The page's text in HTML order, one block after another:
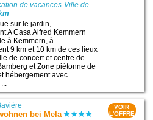
de vacances-Ville de
sur le jardin,
A Casa Alfred Kemmern
à Kemmern, à
9 km et 10 km de ces lieux
de concert et centre de
et Zone piétonne de
hébergement avec
bei Mela
VOIR
L'OFFRE